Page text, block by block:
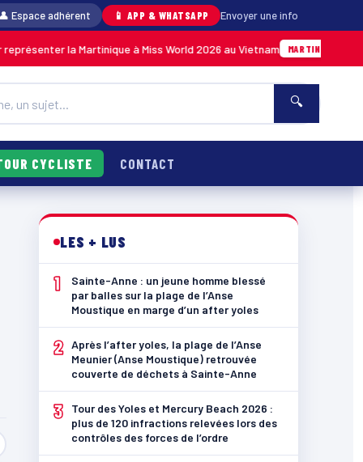
👤 Espace adhérent 📱 APP & WHATSAPP Envoyer une info
la Martinique à Miss World 2026 au Vietnam MARTINIQUE 05/08 ·
🔍
CYCLISTE CONTACT
LES + LUS
1
Sainte-Anne : un jeune homme blessé
par balles sur la plage de l’Anse
Moustique en marge d’un after yoles
2 Après l’after yoles, la plage de l’Anse
Meunier (Anse Moustique) retrouvée
couverte de déchets à Sainte-Anne
3
Tour des Yoles et Mercury Beach 2026 :
plus de 120 infractions relevées lors des
contrôles des forces de l’ordre